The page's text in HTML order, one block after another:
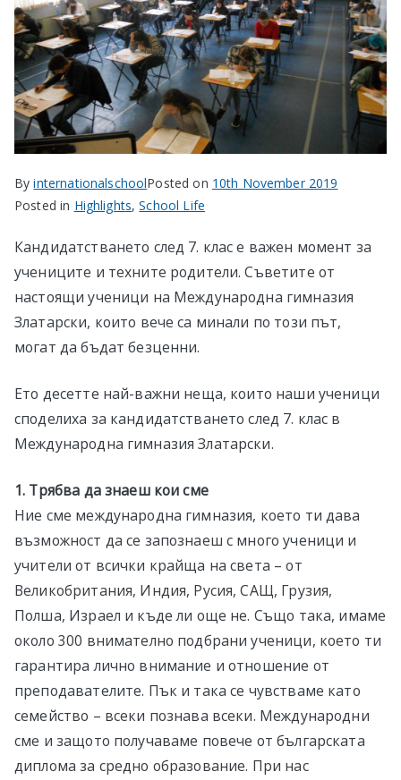
ByinternationalschoolPosted on 10th November 2019
Posted in Highlights,School Life
Кандидатстването след 7. клас е важен момент за
учениците и техните родители. Съветите от
настоящи ученици на Международна гимназия
Златарски, които вече са минали по този път,
могат да бъдат безценни.
Ето десетте най-важни неща, които наши ученици
споделиха за кандидатстването след 7. клас в
Международна гимназия Златарски.
1. Трябва да знаеш кои сме
Ние сме международна гимназия, което ти дава
възможност да се запознаеш с много ученици и
учители от всички крайща на света – от
Великобритания, Индия, Русия, САЩ, Грузия,
Полша, Израел и къде ли още не. Също така, имаме
около 300 внимателно подбрани ученици, което ти
гарантира лично внимание и отношение от
преподавателите. Пък и така се чувстваме като
семейство – всеки познава всеки. Международни
сме и защото получаваме повече от българската
диплома за средно образование. При нас